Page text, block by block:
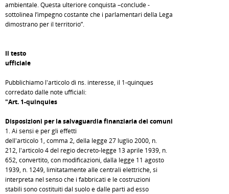
ambientale. Questa ulteriore conquista –conclude -
sottolinea l’impegno costante che i parlamentari della Lega
dimostrano per il territorio”.
Il testo
ufficiale
Pubblichiamo l'articolo di ns. interesse, il 1-quinques
corredato dalle note ufficiali:
"Art. 1-quinquies
Disposizioni per la salvaguardia finanziaria dei comuni
1. Ai sensi e per gli effetti
dell'articolo 1, comma 2, della legge 27 luglio 2000, n.
212, l'articolo 4 del regio decreto-legge 13 aprile 1939, n.
652, convertito, con modificazioni, dalla legge 11 agosto
1939, n. 1249, limitatamente alle centrali elettriche, si
interpreta nel senso che i fabbricati e le costruzioni
stabili sono costituiti dal suolo e dalle parti ad esso